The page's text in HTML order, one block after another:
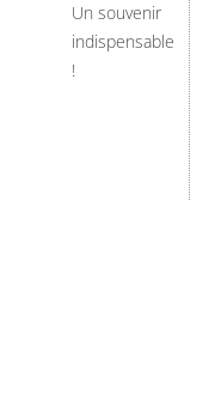
Un souvenir
indispensable
!